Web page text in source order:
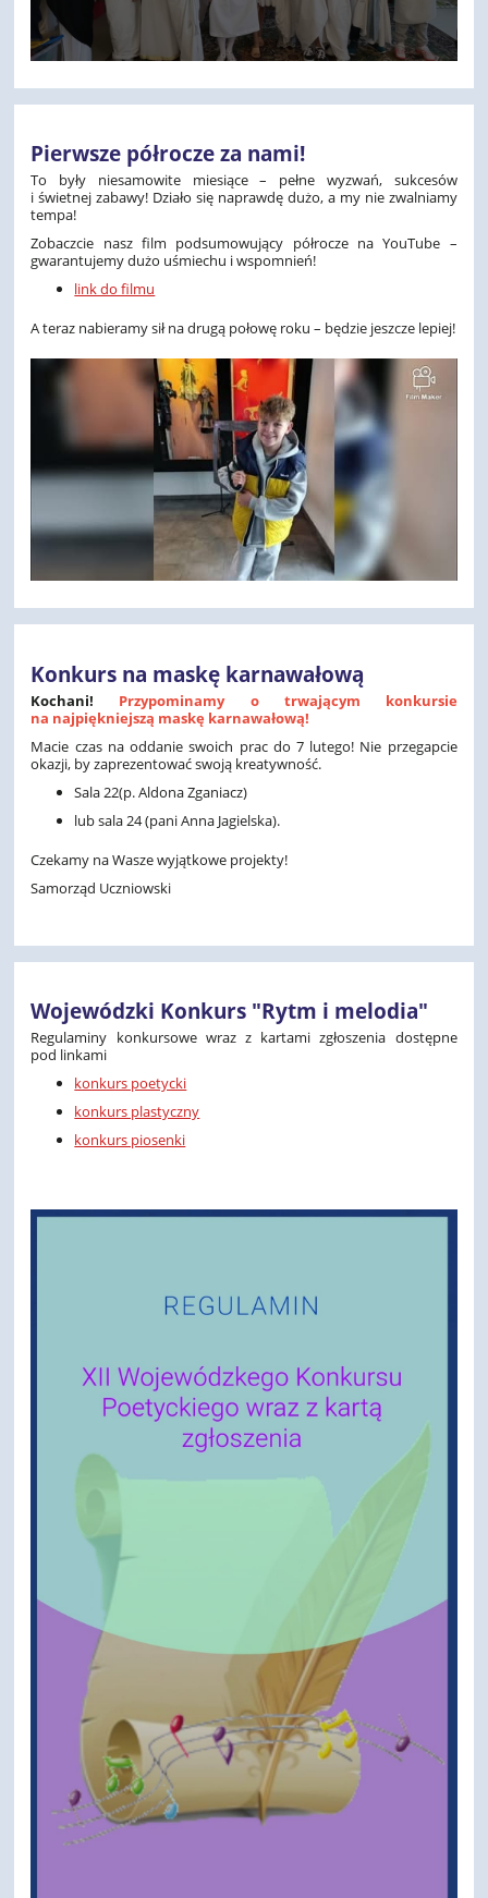
Pierwsze półrocze za nami!
To były niesamowite miesiące – pełne wyzwań, sukcesów
i świetnej zabawy! Działo się naprawdę dużo, a my nie zwalniamy
tempa!
Zobaczcie nasz film podsumowujący półrocze na YouTube –
gwarantujemy dużo uśmiechu i wspomnień!
link do filmu
A teraz nabieramy sił na drugą połowę roku – będzie jeszcze lepiej!
Konkurs na maskę karnawałową
Kochani! Przypominamy o trwającym konkursie
na najpiękniejszą maskę karnawałową!
Macie czas na oddanie swoich prac do 7 lutego! Nie przegapcie
okazji, by zaprezentować swoją kreatywność.
Sala 22(p. Aldona Zganiacz)
lub sala 24 (pani Anna Jagielska).
Czekamy na Wasze wyjątkowe projekty!
Samorząd Uczniowski
Wojewódzki Konkurs "Rytm i melodia"
Regulaminy konkursowe wraz z kartami zgłoszenia dostępne
pod linkami
konkurs poetycki
konkurs plastyczny
konkurs piosenki